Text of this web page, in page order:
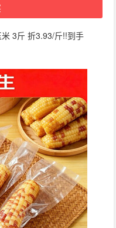
米 3斤 折3.93/斤!!到手